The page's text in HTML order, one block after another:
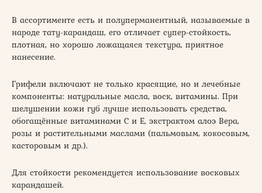
В ассортименте есть и полуперманентный, называемые в
народе тату-карандаш, его отличает супер-стойкость,
плотная, но хорошо ложащаяся текстура, приятное
нанесение.
Грифели включают не только красящие, но и лечебные
компоненты: натуральные масла, воск, витамины. При
шелушении кожи губ лучше использовать средства,
обогащённые витаминами С и Е, экстрактом алоэ Вера,
розы и растительными маслами (пальмовым, кокосовым,
касторовым и др.).
Для стойкости рекомендуется использование восковых
карандашей.